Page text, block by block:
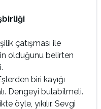
çatışması ile
olduğunu belirten
biri kayığı
Dengeyi bulabilmeli.
öyle, yıkılır. Sevgi